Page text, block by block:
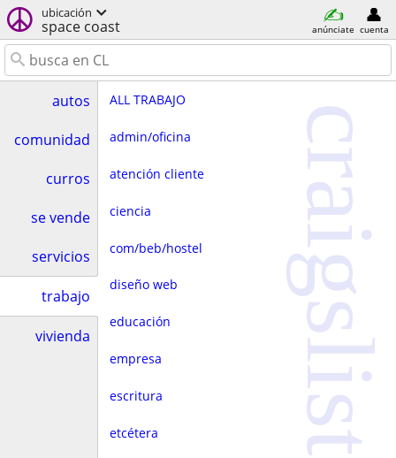
ubicación
space coast anúnciate cuenta
autos
comunidad
curros
se vende
servicios
trabajo
vivienda
ALL TRABAJO
admin/oficina
atención cliente
ciencia
com/beb/hostel
diseño web
educación
empresa
escritura
etcétera craigslist